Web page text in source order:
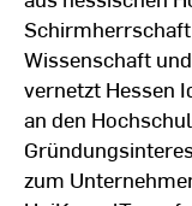
Wissenschaft
vernetzt Hessen
an den
zum